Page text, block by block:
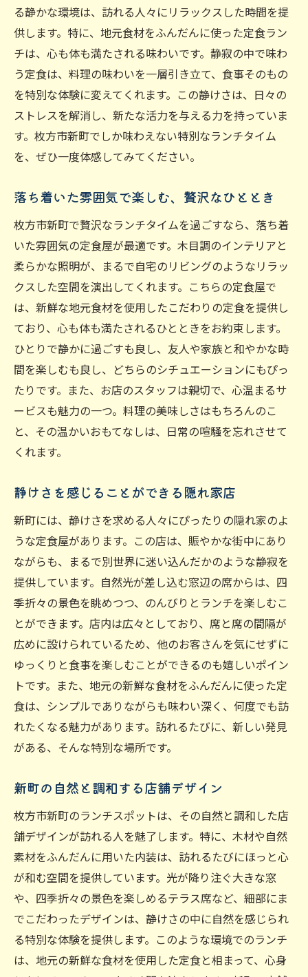
る静かな環境は、訪れる人々にリラックスした時間を提
供します。特に、地元食材をふんだんに使った定食ラン
チは、心も体も満たされる味わいです。静寂の中で味わ
う定食は、料理の味わいを一層引き立て、食事そのもの
を特別な体験に変えてくれます。この静けさは、日々の
ストレスを解消し、新たな活力を与える力を持っていま
す。枚方市新町でしか味わえない特別なランチタイム
を、ぜひ一度体感してみてください。
落ち着いた雰囲気で楽しむ、贅沢なひととき
枚方市新町で贅沢なランチタイムを過ごすなら、落ち着
いた雰囲気の定食屋が最適です。木目調のインテリアと
柔らかな照明が、まるで自宅のリビングのようなリラッ
クスした空間を演出してくれます。こちらの定食屋で
は、新鮮な地元食材を使用したこだわりの定食を提供し
ており、心も体も満たされるひとときをお約束します。
ひとりで静かに過ごすも良し、友人や家族と和やかな時
間を楽しむも良し、どちらのシチュエーションにもぴっ
たりです。また、お店のスタッフは親切で、心温まるサ
ービスも魅力の一つ。料理の美味しさはもちろんのこ
と、その温かいおもてなしは、日常の喧騒を忘れさせて
くれます。
静けさを感じることができる隠れ家店
新町には、静けさを求める人々にぴったりの隠れ家のよ
うな定食屋があります。この店は、賑やかな街中にあり
ながらも、まるで別世界に迷い込んだかのような静寂を
提供しています。自然光が差し込む窓辺の席からは、四
季折々の景色を眺めつつ、のんびりとランチを楽しむこ
とができます。店内は広々としており、席と席の間隔が
広めに設けられているため、他のお客さんを気にせずに
ゆっくりと食事を楽しむことができるのも嬉しいポイン
トです。また、地元の新鮮な食材をふんだんに使った定
食は、シンプルでありながらも味わい深く、何度でも訪
れたくなる魅力があります。訪れるたびに、新しい発見
がある、そんな特別な場所です。
新町の自然と調和する店舗デザイン
枚方市新町のランチスポットは、その自然と調和した店
舗デザインが訪れる人を魅了します。特に、木材や自然
素材をふんだんに用いた内装は、訪れるたびにほっと心
が和む空間を提供しています。光が降り注ぐ大きな窓
や、四季折々の景色を楽しめるテラス席など、細部にま
でこだわったデザインは、静けさの中に自然を感じられ
る特別な体験を提供します。このような環境でのランチ
は、地元の新鮮な食材を使用した定食と相まって、心身